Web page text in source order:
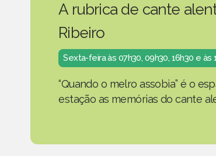
A rubrica de cante
Ribeiro
Sexta-feira às 07h30, 09h30, 16h30 e
“Quando o melro assobia” é o
estação as memórias do cante